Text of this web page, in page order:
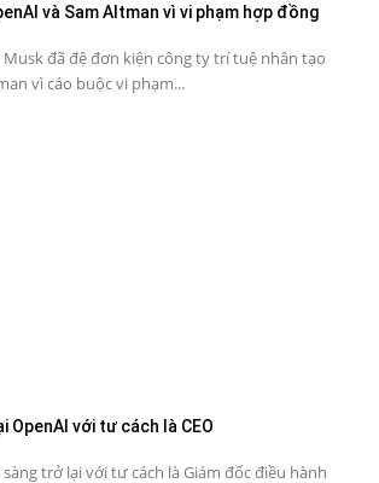
và Sam Altman vì vi phạm hợp đồng
Musk đã đệ đơn kiện công ty trí tuệ nhân tạo
vì cáo buộc vi phạm...
OpenAI với tư cách là CEO
trở lại với tư cách là Giám đốc điều hành